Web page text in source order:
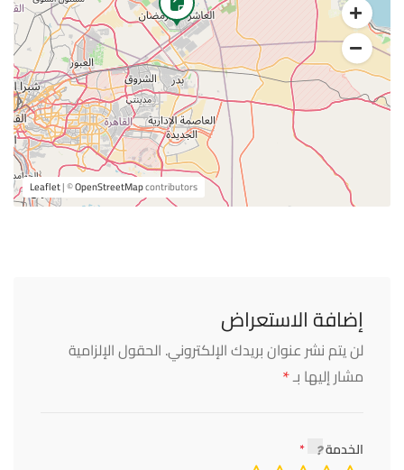
Leaflet| ©OpenStreetMapcontributors
إضافة الاستعراض
لن يتم نشر عنوان بريدك الإلكتروني. الحقول الإلزامية
مشار إليها بـ*
الخدمة